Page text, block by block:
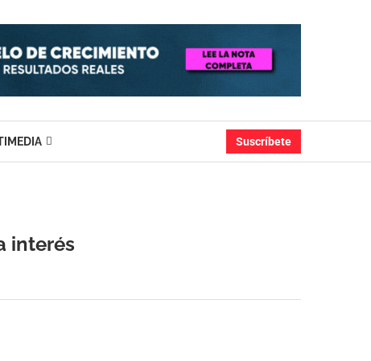
Suscríbete
interés